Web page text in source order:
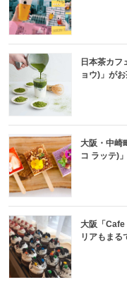
日本茶カフ
ョウ)」が
大阪・中崎
コ ラッテ)
大阪「Cafe
リアもま